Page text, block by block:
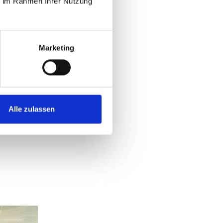
Marketing
Alle zulassen
Nein